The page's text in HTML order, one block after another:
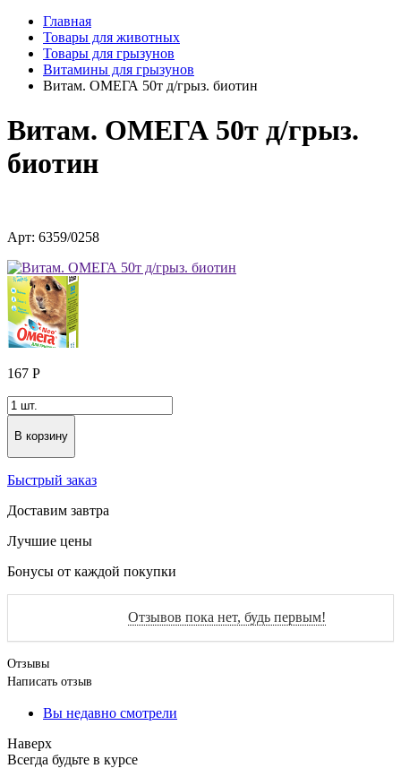
Главная
Товары для животных
Товары для грызунов
Витамины для грызунов
Витам. ОМЕГА 50т д/грыз. биотин
Витам. ОМЕГА 50т д/грыз.
биотин
Арт: 6359/0258
167 Р
В корзину
Быстрый заказ
Доставим завтра
Лучшие цены
Бонусы от каждой покупки
Отзывов пока нет, будь первым!
Отзывы
Написать отзыв
Вы недавно смотрели
Наверх
Всегда будьте в курсе